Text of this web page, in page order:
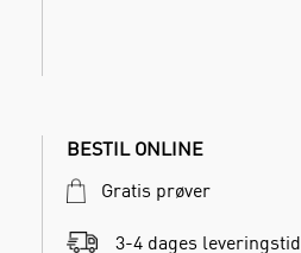
BESTIL ONLINE
Gratis prøver
3-4 dages leveringstid